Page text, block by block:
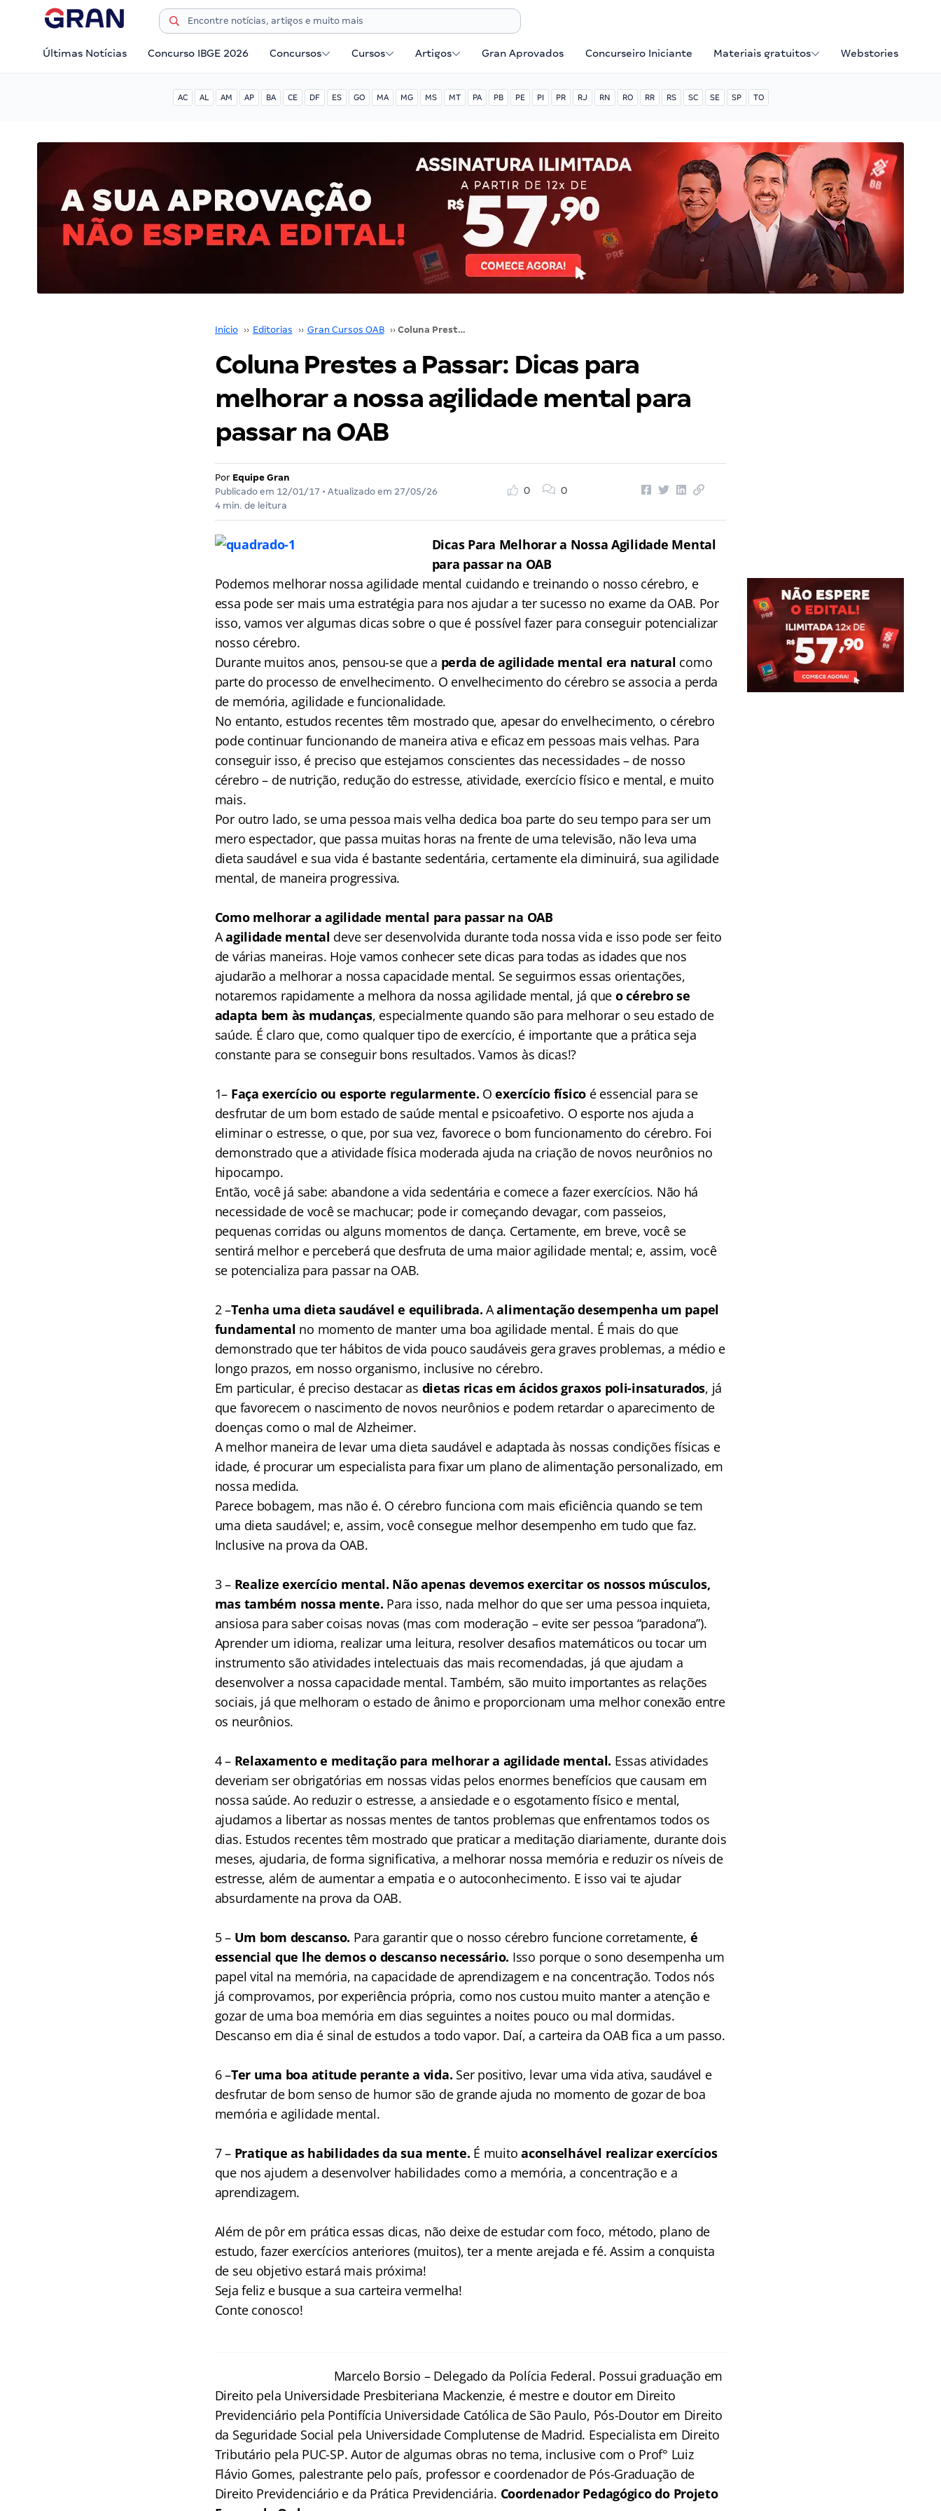
Últimas Notícias Concurso IBGE 2026 Concursos Cursos Artigos Gran Aprovados Concurseiro Iniciante Materiais gratuitos Webstories
AC AL AM AP BA CE DF ES GO MA MG MS MT PA PB PE PI PR RJ RN RO RR RS SC SE SP TO
Início ›› Editorias ›› Gran Cursos OAB ›› Coluna Prestes a Passar: Dicas para melhorar a nossa agilidade mental para passar na OAB
Coluna Prestes a Passar: Dicas para
melhorar a nossa agilidade mental para
passar na OAB
Por Equipe Gran
Publicado em 12/01/17 • Atualizado em 27/05/26
4 min. de leitura
0 0
Dicas Para Melhorar a Nossa Agilidade Mental
para passar na OAB
Podemos melhorar nossa agilidade mental cuidando e treinando o nosso cérebro, e
essa pode ser mais uma estratégia para nos ajudar a ter sucesso no exame da OAB. Por
isso, vamos ver algumas dicas sobre o que é possível fazer para conseguir potencializar
nosso cérebro.
Durante muitos anos, pensou-se que a perda de agilidade mental era natural como
parte do processo de envelhecimento. O envelhecimento do cérebro se associa a perda
de memória, agilidade e funcionalidade.
No entanto, estudos recentes têm mostrado que, apesar do envelhecimento, o cérebro
pode continuar funcionando de maneira ativa e eficaz em pessoas mais velhas. Para
conseguir isso, é preciso que estejamos conscientes das necessidades – de nosso
cérebro – de nutrição, redução do estresse, atividade, exercício físico e mental, e muito
mais.
Por outro lado, se uma pessoa mais velha dedica boa parte do seu tempo para ser um
mero espectador, que passa muitas horas na frente de uma televisão, não leva uma
dieta saudável e sua vida é bastante sedentária, certamente ela diminuirá, sua agilidade
mental, de maneira progressiva.
Como melhorar a agilidade mental para passar na OAB
Aagilidade mental deve ser desenvolvida durante toda nossa vida e isso pode ser feito
de várias maneiras. Hoje vamos conhecer sete dicas para todas as idades que nos
ajudarão a melhorar a nossa capacidade mental. Se seguirmos essas orientações,
notaremos rapidamente a melhora da nossa agilidade mental, já que o cérebro se
adapta bem às mudanças, especialmente quando são para melhorar o seu estado de
saúde. É claro que, como qualquer tipo de exercício, é importante que a prática seja
constante para se conseguir bons resultados. Vamos às dicas!?
1– Faça exercício ou esporte regularmente. Oexercício físico é essencial para se
desfrutar de um bom estado de saúde mental e psicoafetivo. O esporte nos ajuda a
eliminar o estresse, o que, por sua vez, favorece o bom funcionamento do cérebro. Foi
demonstrado que a atividade física moderada ajuda na criação de novos neurônios no
hipocampo.
Então, você já sabe: abandone a vida sedentária e comece a fazer exercícios. Não há
necessidade de você se machucar; pode ir começando devagar, com passeios,
pequenas corridas ou alguns momentos de dança. Certamente, em breve, você se
sentirá melhor e perceberá que desfruta de uma maior agilidade mental; e, assim, você
se potencializa para passar na OAB.
2 –Tenha uma dieta saudável e equilibrada. Aalimentação desempenha um papel
fundamental no momento de manter uma boa agilidade mental. É mais do que
demonstrado que ter hábitos de vida pouco saudáveis gera graves problemas, a médio e
longo prazos, em nosso organismo, inclusive no cérebro.
Em particular, é preciso destacar as dietas ricas em ácidos graxos poli-insaturados, já
que favorecem o nascimento de novos neurônios e podem retardar o aparecimento de
doenças como o mal de Alzheimer.
A melhor maneira de levar uma dieta saudável e adaptada às nossas condições físicas e
idade, é procurar um especialista para fixar um plano de alimentação personalizado, em
nossa medida.
Parece bobagem, mas não é. O cérebro funciona com mais eficiência quando se tem
uma dieta saudável; e, assim, você consegue melhor desempenho em tudo que faz.
Inclusive na prova da OAB.
3 – Realize exercício mental. Não apenas devemos exercitar os nossos músculos,
mas também nossa mente. Para isso, nada melhor do que ser uma pessoa inquieta,
ansiosa para saber coisas novas (mas com moderação – evite ser pessoa “paradona”).
Aprender um idioma, realizar uma leitura, resolver desafios matemáticos ou tocar um
instrumento são atividades intelectuais das mais recomendadas, já que ajudam a
desenvolver a nossa capacidade mental. Também, são muito importantes as relações
sociais, já que melhoram o estado de ânimo e proporcionam uma melhor conexão entre
os neurônios.
4 – Relaxamento e meditação para melhorar a agilidade mental. Essas atividades
deveriam ser obrigatórias em nossas vidas pelos enormes benefícios que causam em
nossa saúde. Ao reduzir o estresse, a ansiedade e o esgotamento físico e mental,
ajudamos a libertar as nossas mentes de tantos problemas que enfrentamos todos os
dias. Estudos recentes têm mostrado que praticar a meditação diariamente, durante dois
meses, ajudaria, de forma significativa, a melhorar nossa memória e reduzir os níveis de
estresse, além de aumentar a empatia e o autoconhecimento. E isso vai te ajudar
absurdamente na prova da OAB.
5 – Um bom descanso. Para garantir que o nosso cérebro funcione corretamente, é
essencial que lhe demos o descanso necessário. Isso porque o sono desempenha um
papel vital na memória, na capacidade de aprendizagem e na concentração. Todos nós
já comprovamos, por experiência própria, como nos custou muito manter a atenção e
gozar de uma boa memória em dias seguintes a noites pouco ou mal dormidas.
Descanso em dia é sinal de estudos a todo vapor. Daí, a carteira da OAB fica a um passo.
6 –Ter uma boa atitude perante a vida. Ser positivo, levar uma vida ativa, saudável e
desfrutar de bom senso de humor são de grande ajuda no momento de gozar de boa
memória e agilidade mental.
7 – Pratique as habilidades da sua mente. É muitoaconselhável realizar exercícios
que nos ajudem a desenvolver habilidades como a memória, a concentração e a
aprendizagem.
Além de pôr em prática essas dicas, não deixe de estudar com foco, método, plano de
estudo, fazer exercícios anteriores (muitos), ter a mente arejada e fé. Assim a conquista
de seu objetivo estará mais próxima!
Seja feliz e busque a sua carteira vermelha!
Conte conosco!
Marcelo Borsio – Delegado da Polícia Federal. Possui graduação em
Direito pela Universidade Presbiteriana Mackenzie, é mestre e doutor em Direito
Previdenciário pela Pontifícia Universidade Católica de São Paulo, Pós-Doutor em Direito
da Seguridade Social pela Universidade Complutense de Madrid. Especialista em Direito
Tributário pela PUC-SP. Autor de algumas obras no tema, inclusive com o Prof° Luiz
Flávio Gomes, palestrante pelo país, professor e coordenador de Pós-Graduação de
Direito Previdenciário e da Prática Previdenciária. Coordenador Pedagógico do Projeto